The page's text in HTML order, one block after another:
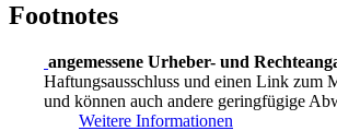
Footnotes
angemessene Urheber- und
Haftungsausschluss und einen Link zum
und können auch andere geringfügige
Weitere Informationen